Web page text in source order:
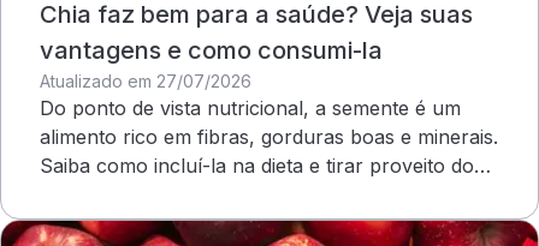
Chia faz bem para a saúde? Veja suas
vantagens e como consumi-la
Atualizado em 27/07/2026
Do ponto de vista nutricional, a semente é um
alimento rico em fibras, gorduras boas e minerais.
Saiba como incluí-la na dieta e tirar proveito dos